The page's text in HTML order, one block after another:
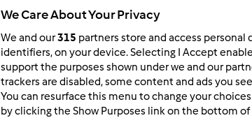
We Care About Your Privacy
We and our315 partners store and access personal
identifiers, on your device. Selecting I Accept
support the purposes shown under we and our
trackers are disabled, some content and ads you
You can resurface this menu to change your
by clicking the Show Purposes link on the bottom